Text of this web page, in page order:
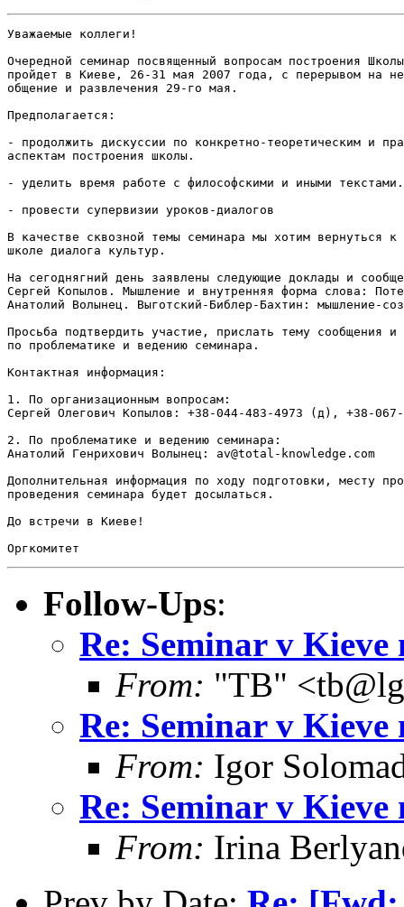
Уважаемые коллеги!
Очередной семинар посвященный вопросам построения
пройдет в Киеве, 26-31 мая 2007 года, с перерывом на
общение и развлечения 29-го мая.
Предполагается:
- продолжить дискуссии по конкретно-теоретическим и
аспектам построения школы.
- уделить время работе с философскими и иными текстами.
- провести супервизии уроков-диалогов
В качестве сквозной темы семинара мы хотим вернуться к
школе диалога культур.
На сегоднягний день заявлены следующие доклады и
Сергей Копылов. Мышление и внутренняя форма слова:
Анатолий Волынец. Выготский-Библер-Бахтин: мышление-
Просьба подтвердить участие, прислать тему сообщения и
по проблематике и ведению семинара.
Контактная информация:
1. По организационным вопросам:
Сергей Олегович Копылов: +38-044-483-4973 (д), +38-
2. По проблематике и ведению семинара:
Анатолий Генрихович Волынец: av@total-knowledge.com
Дополнительная информация по ходу подготовки, месту
проведения семинара будет досылаться.
До встречи в Киеве!
Follow-Ups:
Re: Seminar v Kieve
From: "TB"
Re: Seminar v Kieve
From: Igor
Re: Seminar v Kieve
From: Irina